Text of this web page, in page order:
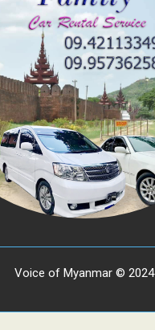
Voice of Myanmar © 2024